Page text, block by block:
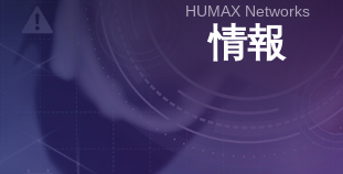
HUMAX Networks
情報